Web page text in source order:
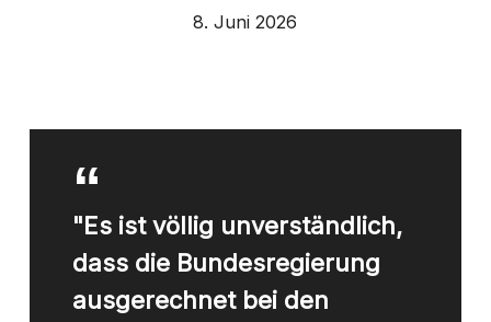
8. Juni 2026
"Es ist völlig unverständlich,
dass die Bundesregierung
ausgerechnet bei den